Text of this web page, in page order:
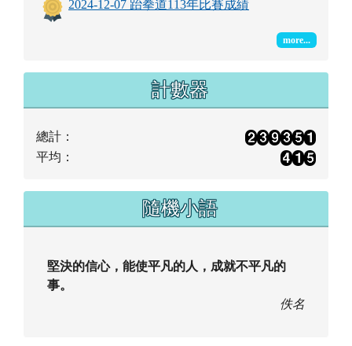
2024-12-07 跆拳道113年比賽成績
more...
計數器
總計：
平均：
隨機小語
堅決的信心，能使平凡的人，成就不平凡的
事。
佚名